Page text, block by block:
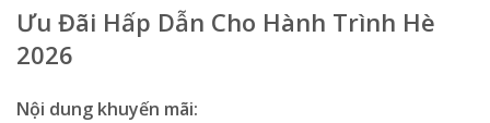
Ưu Đãi Hấp Dẫn Cho Hành Trình Hè
2026
Nội dung khuyến mãi: